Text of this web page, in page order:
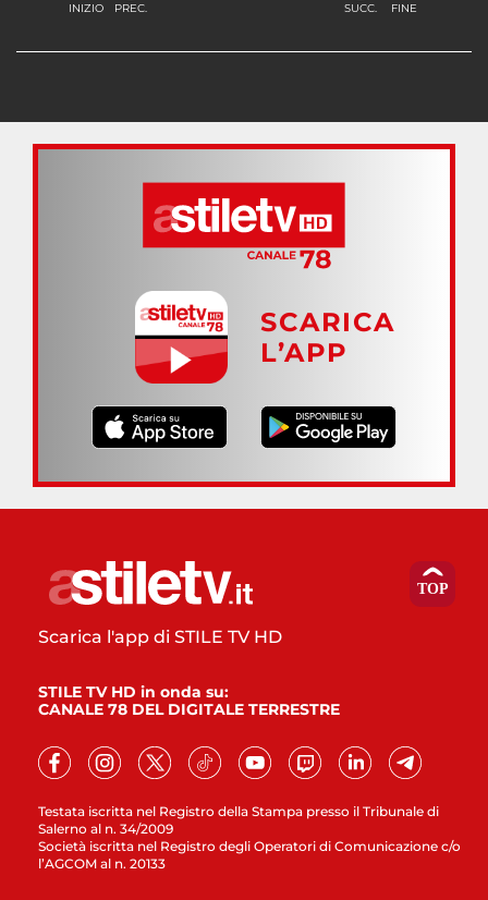
INIZIO PREC. SUCC. FINE
SCARICA
L’APP
Testata iscritta nel Registro della Stampa presso il Tribunale di
Salerno al n. 34/2009
Società iscritta nel Registro degli Operatori di Comunicazione c/o
l’AGCOM al n. 20133
Scarica l'app di STILE TV HD
STILE TV HD in onda su:
CANALE 78 DEL DIGITALE TERRESTRE